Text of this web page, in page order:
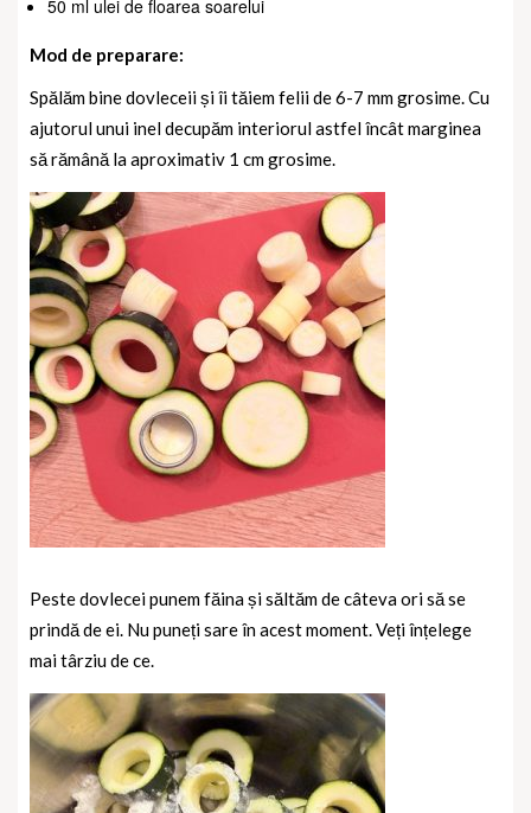
50 ml ulei de floarea soarelui
Mod de preparare:
Spălăm bine dovleceii și îi tăiem felii de 6-7 mm grosime. Cu
ajutorul unui inel decupăm interiorul astfel încât marginea
să rămână la aproximativ 1 cm grosime.
Peste dovlecei punem făina și săltăm de câteva ori să se
prindă de ei. Nu puneți sare în acest moment. Veți înțelege
mai târziu de ce.